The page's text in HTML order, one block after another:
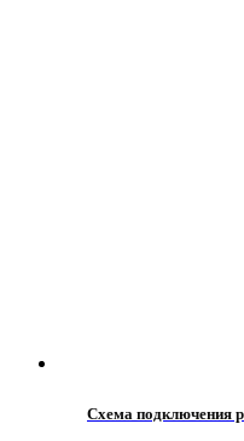
Схема подключения